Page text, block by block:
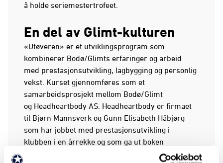
å holde seriemestertrofeet.
En del av Glimt-kulturen
«Utøveren» er et utviklingsprogram som
kombinerer Bodø/Glimts erfaringer og arbeid
med prestasjonsutvikling, lagbygging og personlig
vekst. Kurset gjennomføres som et
samarbeidsprosjekt mellom Bodø/Glimt
og Headheartbody AS. Headheartbody er firmaet
til Bjørn Mannsverk og Gunn Elisabeth Håbjørg
som har jobbet med prestasjonsutvikling i
klubben i en årrekke og som ga ut boken